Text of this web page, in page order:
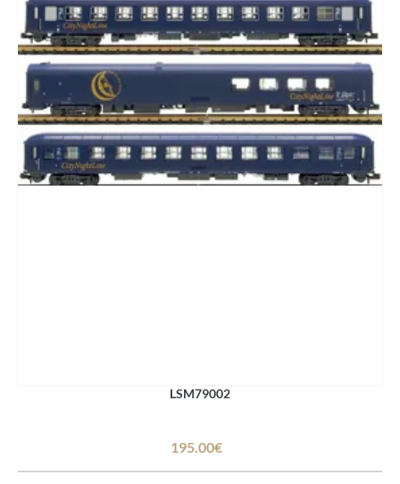
LSM79002
195.00€